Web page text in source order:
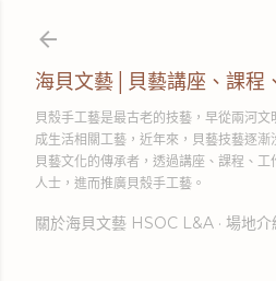
海貝文藝│貝藝講座、課程
貝殼手工藝是最古老的技藝，早從兩河
成生活相關工藝，近年來，貝藝技藝逐
貝藝文化的傳承者，透過講座、課程、
人士，進而推廣貝殼手工藝。
關於海貝文藝 HSOC L&A 場地介